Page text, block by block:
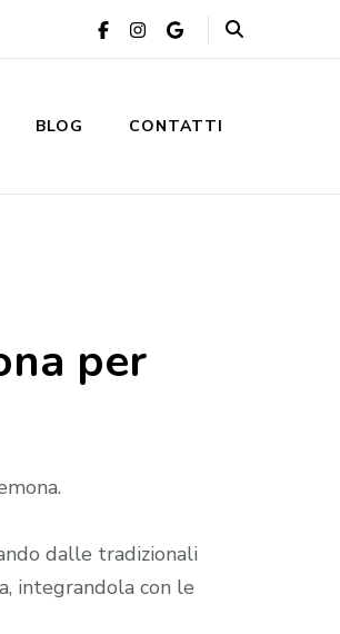
BLOG CONTATTI
per
dalle tradizionali
integrandola con le